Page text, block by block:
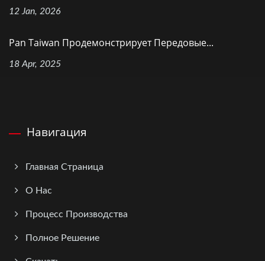
12 Jan, 2026
Pan Taiwan Продемонстрирует Передовые...
18 Apr, 2025
Навигация
Главная Страница
О Нас
Процесс Производства
Полное Решение